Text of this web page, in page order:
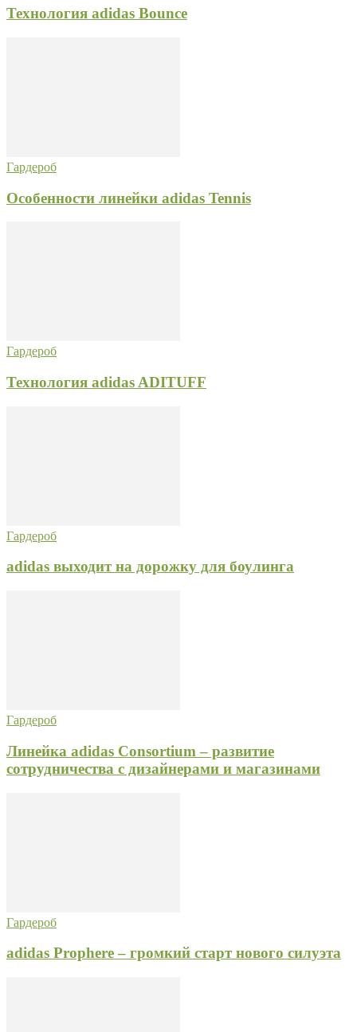
Технология adidas Bounce
Гардероб
Особенности линейки adidas Tennis
Гардероб
Технология adidas ADITUFF
Гардероб
adidas выходит на дорожку для боулинга
Гардероб
Линейка adidas Consortium – развитие
сотрудничества с дизайнерами и магазинами
Гардероб
adidas Prophere – громкий старт нового силуэта